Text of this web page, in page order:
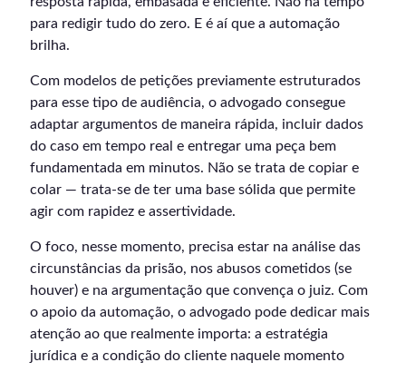
para redigir tudo do zero. E é aí que a automação
brilha.
Com modelos de petições previamente estruturados
para esse tipo de audiência, o advogado consegue
adaptar argumentos de maneira rápida, incluir dados
do caso em tempo real e entregar uma peça bem
fundamentada em minutos. Não se trata de copiar e
colar — trata-se de ter uma base sólida que permite
agir com rapidez e assertividade.
O foco, nesse momento, precisa estar na análise das
circunstâncias da prisão, nos abusos cometidos (se
houver) e na argumentação que convença o juiz. Com
o apoio da automação, o advogado pode dedicar mais
atenção ao que realmente importa: a estratégia
jurídica e a condição do cliente naquele momento